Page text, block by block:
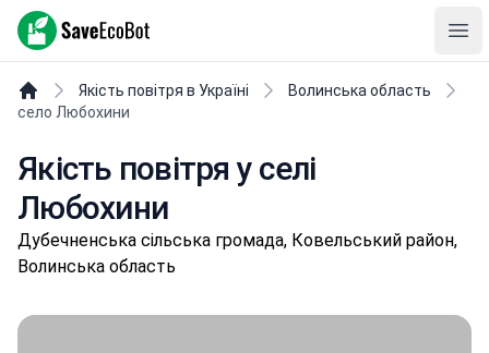
SaveEcoBot
Якість повітря в Україні
Волинська область
село Любохини
Якість повітря у селі
Любохини
Дубeчнeнськa сільська громада, Ковельський район,
Волинська область